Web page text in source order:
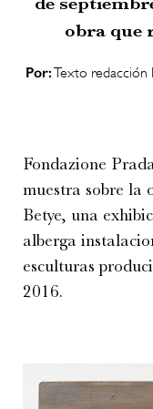
obra que
Por:Texto redacción
Fondazione
muestra sobre la
Betye, una
alberga
esculturas
2016.